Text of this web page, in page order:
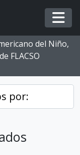
del Niño,
FLACSO
por: